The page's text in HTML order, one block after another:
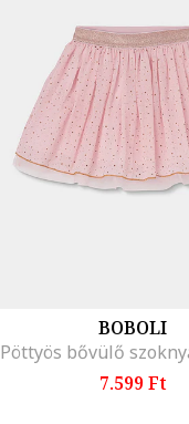
BOBOLI
7.599 Ft